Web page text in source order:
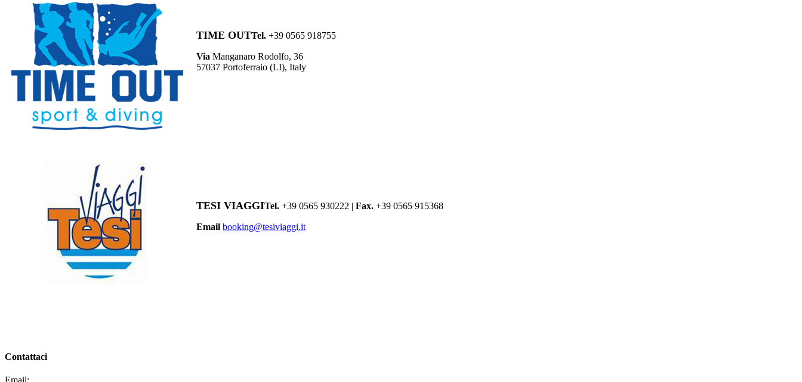
TIME OUTTel. +39 0565 918755
Via Manganaro Rodolfo, 36
57037 Portoferraio (LI), Italy
TESI VIAGGITel. +39 0565 930222 | Fax. +39 0565 915368
Email booking@tesiviaggi.it
Contattaci